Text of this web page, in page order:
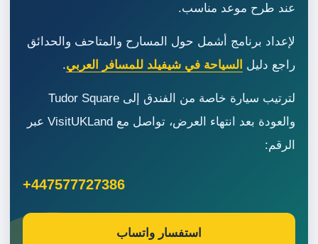
عند طرح موعد مناسب.
لإعداد برنامج أشمل حول المسارح والمتاحف والحدائق
راجع دليل السياحة في شيفيلد للمسافر العربي.
لترتيب سيارة خاصة من الفندق إلى Tudor Square
والعودة بعد انتهاء العرض، تواصل مع VisitUKLand عبر
الرقم:
+447577727386
استفسار واتساب